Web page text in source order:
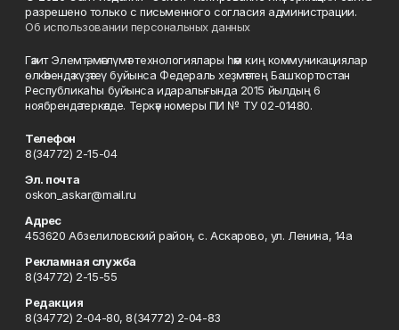
разрешено только с письменного согласия администрации.
Об использовании персональных данных
Гәзит Элемтә, мәғлүмәт технологиялары һәм киң коммуникациялар
өлкәһендә күҙәтеү буйынса Федераль хеҙмәттең Башҡортостан
Республикаһы буйынса идаралығында 2015 йылдың 6
ноябрендә теркәлде. Теркәү номеры ПИ № ТУ 02-01480.
Телефон
8(34772) 2-15-04
Эл. почта
oskon_askar@mail.ru
Адрес
453620 Абзелиловский район, с. Аскарово, ул. Ленина, 14а
Рекламная служба
8(34772) 2-15-55
Редакция
8(34772) 2-04-80, 8(34772) 2-04-83